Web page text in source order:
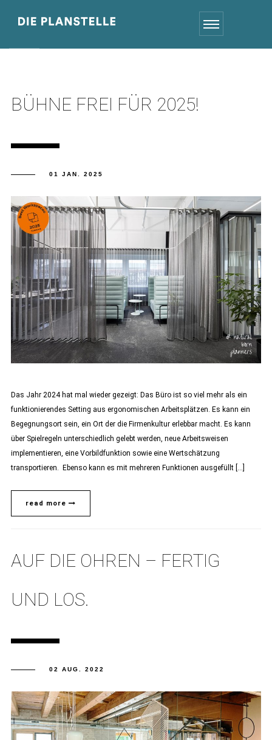
BÜHNE FREI FÜR 2025!
01 JAN. 2025
Das Jahr 2024 hat mal wieder gezeigt: Das Büro ist so viel mehr als ein
funktionierendes Setting aus ergonomischen Arbeitsplätzen. Es kann ein
Begegnungsort sein, ein Ort der die Firmenkultur erlebbar macht. Es kann
über Spielregeln unterschiedlich gelebt werden, neue Arbeitsweisen
implementieren, eine Vorbildfunktion sowie eine Wertschätzung
transportieren. Ebenso kann es mit mehreren Funktionen ausgefüllt […]
read more
AUF DIE OHREN – FERTIG
UND LOS.
02 AUG. 2022